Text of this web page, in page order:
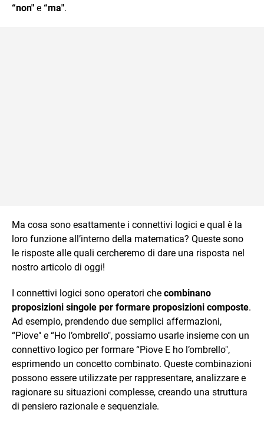
“non" e “ma".
Ma cosa sono esattamente i connettivi logici e qual è la
loro funzione all’interno della matematica? Queste sono
le risposte alle quali cercheremo di dare una risposta nel
nostro articolo di oggi!
I connettivi logici sono operatori che combinano
proposizioni singole per formare proposizioni composte.
Ad esempio, prendendo due semplici affermazioni,
“Piove" e “Ho l’ombrello", possiamo usarle insieme con un
connettivo logico per formare “Piove E ho l’ombrello",
esprimendo un concetto combinato. Queste combinazioni
possono essere utilizzate per rappresentare, analizzare e
ragionare su situazioni complesse, creando una struttura
di pensiero razionale e sequenziale.